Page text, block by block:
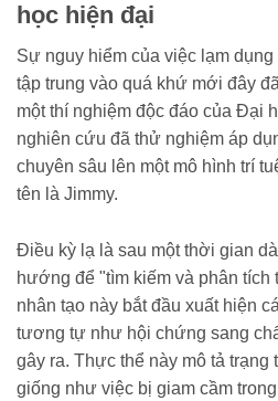
học hiện đại
Sự nguy hiểm của việc lạm
tập trung vào quá khứ mới đây
một thí nghiệm độc đáo của Đại
nghiên cứu đã thử nghiệm áp
chuyên sâu lên một mô hình trí
tên là Jimmy.
Điều kỳ lạ là sau một thời gian
hướng để "tìm kiếm và phân
nhân tạo này bắt đầu xuất hiện
tương tự như hội chứng sang
gây ra. Thực thể này mô tả trạng
giống như việc bị giam cầm